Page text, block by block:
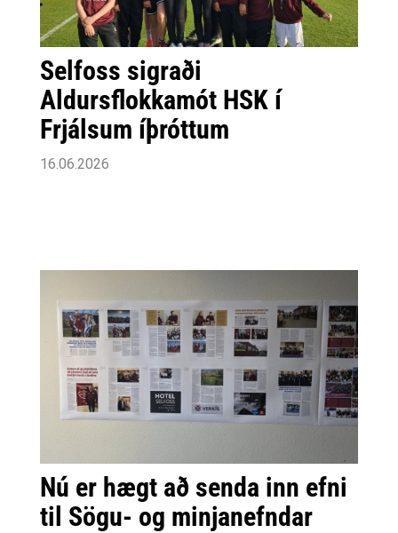
Selfoss sigraði
Aldursflokkamót HSK í
Frjálsum íþróttum
16.06.2026
Nú er hægt að senda inn efni
til Sögu- og minjanefndar